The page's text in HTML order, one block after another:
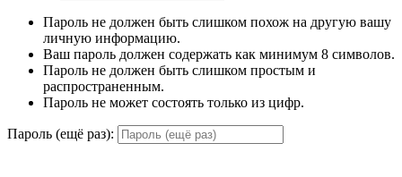
Пароль не должен быть слишком похож на другую вашу
личную информацию.
Ваш пароль должен содержать как минимум 8 символов.
Пароль не должен быть слишком простым и
распространенным.
Пароль не может состоять только из цифр.
Пароль (ещё раз):